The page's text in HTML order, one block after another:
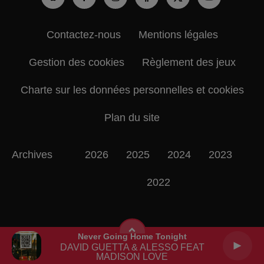
Never Going Home Tonight
DAVID GUETTA & ALESSO FEAT
MADISON LOVE
Contactez-nous Mentions légales
Gestion des cookies Règlement des jeux
Charte sur les données personnelles et cookies
Plan du site
Archives 2026 2025 2024 2023
2022